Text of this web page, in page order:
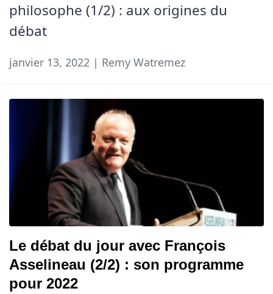
philosophe (1/2) : aux origines du
débat
janvier 13, 2022 | Remy Watremez
Le débat du jour avec François
Asselineau (2/2) : son programme
pour 2022